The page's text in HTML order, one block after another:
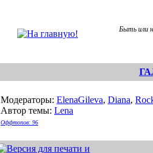
Быть или
Модераторы: ElenaGileva, Diana,
Автор темы: Lena
Оффтопов: 96